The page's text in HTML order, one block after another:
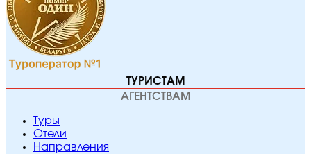
ТУРИСТАМ
АГЕНТСТВАМ
Туры
Отели
Направления